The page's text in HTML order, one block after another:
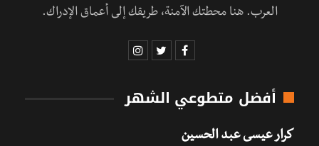
العرب. هنا محطتك الآمنة، طريقك إلى أعماق الإدراك.
أفضل متطوعي الشهر
كرار عيسى عبد الحسين